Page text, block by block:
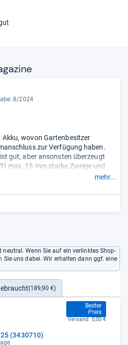
8/2024
wovon Gartenbesitzer
zur Verfügung haben.
gut, aber ansonsten überzeugt
max. 15 mm starke Zweige und
Zusammengefasst durch unsere
mehr...
Wenn Sie auf ein verlinktes Shop-
Sie uns dabei. Wir erhalten dann ggf. eine
(189,90 €)
(3430710)
Bester
Preis
192,00 €
Versand: 0,00 €